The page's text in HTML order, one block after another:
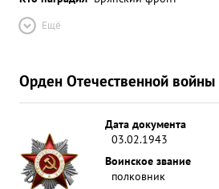
Ещё
Орден Отечественной войны
Дата документа
03.02.1943
Воинское звание
полковник